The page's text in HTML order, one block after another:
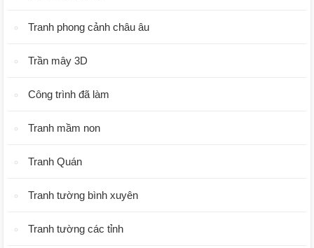
Tranh phong cảnh châu âu
Trần mây 3D
Công trình đã làm
Tranh mầm non
Tranh Quán
Tranh tường bình xuyên
Tranh tường các tỉnh